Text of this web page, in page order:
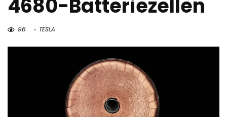
4680-Batteriezellen
96 TESLA